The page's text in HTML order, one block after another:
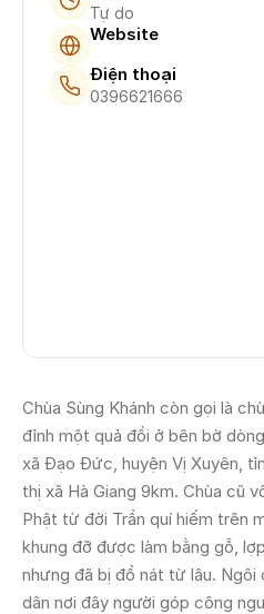
Tự do
Website
Điện thoại
0396621666
Chùa Sùng Khánh còn gọi là
đỉnh một quả đồi ở bên bờ
xã Đạo Đức, huyện Vị Xuyên,
thị xã Hà Giang 9km. Chùa cũ
Phật từ đời Trần quí hiếm trên
khung đỡ được làm bằng gỗ,
nhưng đã bị đổ nát từ lâu. Ngôi
dân nơi đây người góp công